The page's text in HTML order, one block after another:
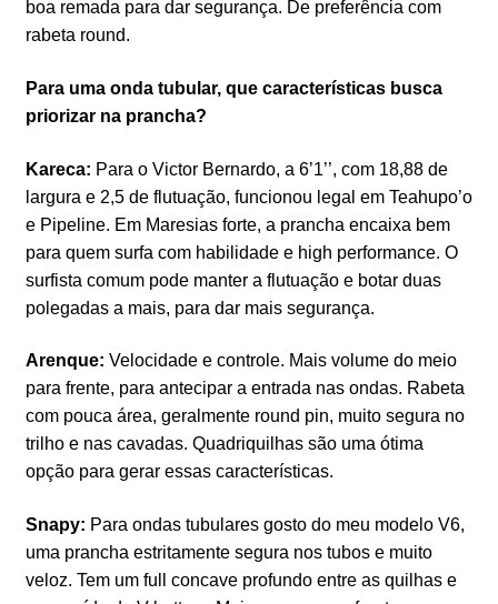
boa remada para dar segurança. De preferência com
rabeta round.
Para uma onda tubular, que características busca
priorizar na prancha?
Kareca: Para o Victor Bernardo, a 6’1’’, com 18,88 de
largura e 2,5 de flutuação, funcionou legal em Teahupo’o
e Pipeline. Em Maresias forte, a prancha encaixa bem
para quem surfa com habilidade e high performance. O
surfista comum pode manter a flutuação e botar duas
polegadas a mais, para dar mais segurança.
Arenque: Velocidade e controle. Mais volume do meio
para frente, para antecipar a entrada nas ondas. Rabeta
com pouca área, geralmente round pin, muito segura no
trilho e nas cavadas. Quadriquilhas são uma ótima
opção para gerar essas características.
Snapy: Para ondas tubulares gosto do meu modelo V6,
uma prancha estritamente segura nos tubos e muito
veloz. Tem um full concave profundo entre as quilhas e